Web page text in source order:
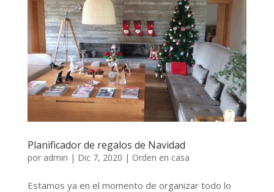
Planificador de regalos de Navidad
por admin | Dic 7, 2020 | Orden en casa
Estamos ya en el momento de organizar todo lo